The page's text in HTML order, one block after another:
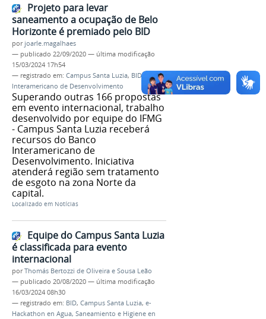
Projeto para levar
saneamento a ocupação de Belo
Horizonte é premiado pelo BID
por joarle.magalhaes
— publicado 22/09/2020 — última modificação
15/03/2024 17h54
— registrado em: Campus Santa Luzia, BID,
Banco
Interamericano de Desenvolvimento
Superando outras 166 propostas
em evento internacional, trabalho
desenvolvido por equipe do IFMG
- Campus Santa Luzia receberá
recursos do Banco
Interamericano de
Desenvolvimento. Iniciativa
atenderá região sem tratamento
de esgoto na zona Norte da
capital.
Localizado em Notícias
Equipe do Campus Santa Luzia
é classificada para evento
internacional
porThomás Bertozzi de Oliveira e Sousa Leão
— publicado 20/08/2020 — última modificação
16/03/2024 08h30
— registrado em: BID, Campus Santa Luzia, e-
Hackathon en Agua, Saneamiento e Higiene en